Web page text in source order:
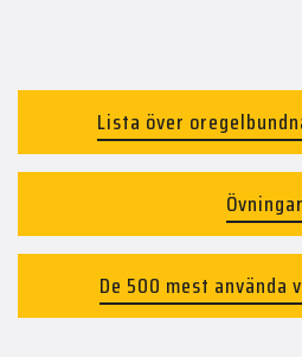
Lista över
Övningar
De 500 mest använda